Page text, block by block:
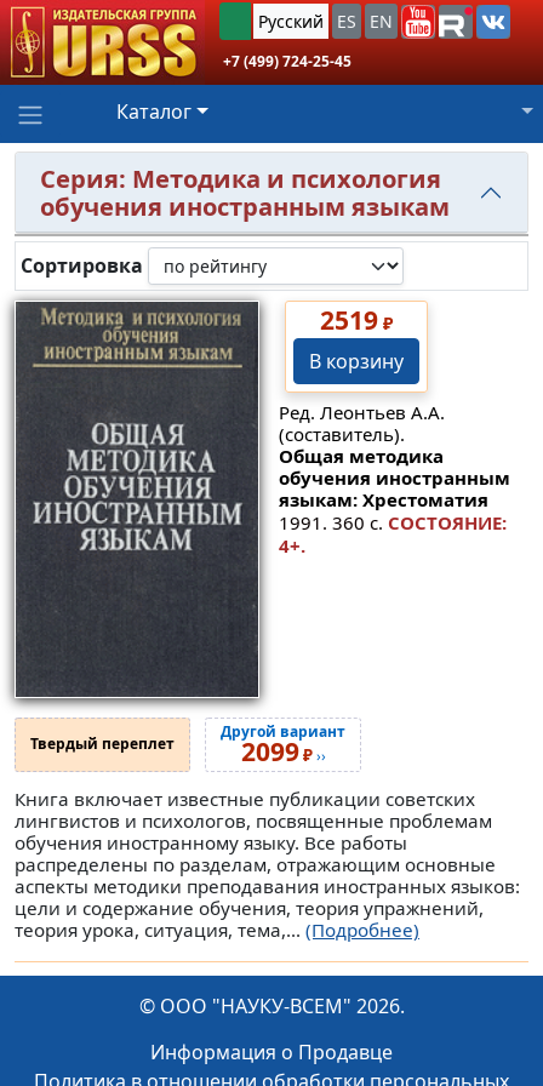
Русский ES EN
+7 (499) 724-25-45
Каталог
Серия: Методика и психология
обучения иностранным языкам
Сортировка
2519₽
В корзину
Ред. Леонтьев А.А.
(составитель).
Общая методика
обучения иностранным
языкам: Хрестоматия
1991. 360 с. СОСТОЯНИЕ:
4+.
Твердый переплет
Другой вариант
2099₽››
Книга включает известные публикации советских
лингвистов и психологов, посвященные проблемам
обучения иностранному языку. Все работы
распределены по разделам, отражающим основные
аспекты методики преподавания иностранных языков:
цели и содержание обучения, теория упражнений,
теория урока, ситуация, тема,... (Подробнее)
© ООО "НАУКУ-ВСЕМ" 2026.
Информация о Продавце